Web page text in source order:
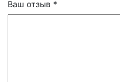
Ваш отзыв *